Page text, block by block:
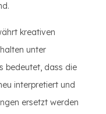
kreativen
unter
bedeutet, dass die
interpretiert und
ersetzt werden